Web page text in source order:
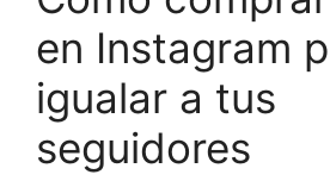
en Instagram
igualar a tus
seguidores